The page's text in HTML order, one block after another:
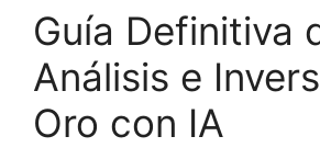
Guía Definitiva
Análisis e
Oro con IA